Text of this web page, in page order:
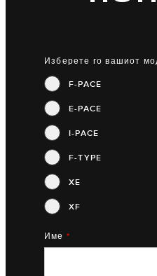
Изберете го вашиот
F-PACE
E-PACE
I-PACE
F-TYPE
XE
XF
Име *